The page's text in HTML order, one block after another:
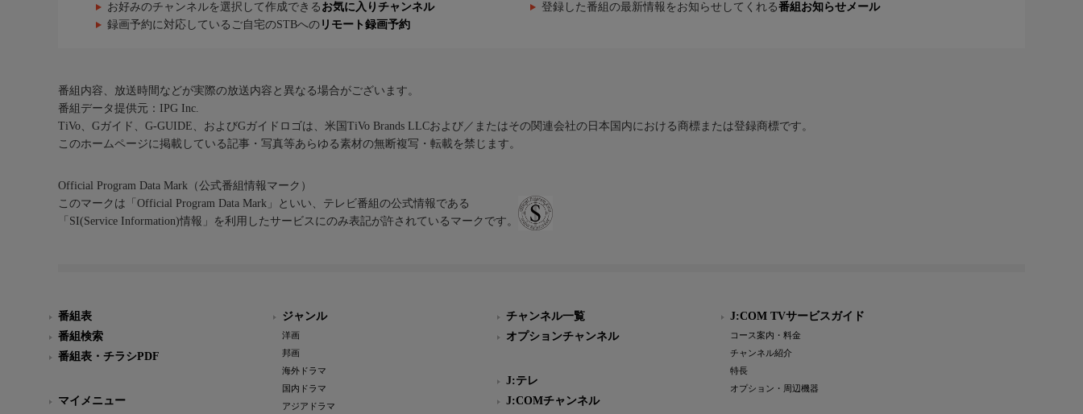
お好みのチャンネルを選択して作成できる お気に入りチャンネル 登録した番組の最新情報をお知らせしてくれる番組お知らせメール
録画予約に対応しているご自宅のSTBへの リモート録画予約
番組内容、放送時間などが実際の放送内容と異なる場合がございます。
番組データ提供元：IPG Inc.
TiVo、Gガイド、G-GUIDE、およびGガイドロゴは、米国TiVo Brands LLCおよび／またはその関連会社の日本国内における商標または登録商標です。
このホームページに掲載している記事・写真等あらゆる素材の無断複写・転載を禁じます。
Official Program Data Mark（公式番組情報マーク）
このマークは「Official Program Data Mark」といい、テレビ番組の公式情報である
「SI(Service Information)情報」を利用したサービスにのみ表記が許されているマークです。
番組表
番組検索
番組表・チラシPDF
マイメニュー
ジャンル
洋画
邦画
海外ドラマ
国内ドラマ
アジアドラマ
チャンネル一覧
オプションチャンネル
J:テレ
J:COMチャンネル
J:COM TVサービスガイド
コース案内・料金
チャンネル紹介
特長
オプション・周辺機器